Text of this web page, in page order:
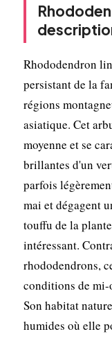
Rhododendron
persistant de la
régions
asiatique. Cet
moyenne et se
brillantes d'un
parfois
mai et dégagent
touffu de la
intéressant.
rhododendrons,
conditions de mi-
Son habitat
humides où elle